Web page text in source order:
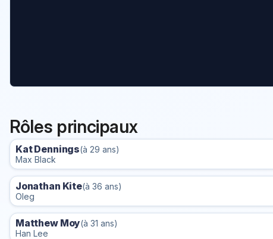
Rôles principaux
Kat Dennings(à 29 ans)
Max Black
Jonathan Kite(à 36 ans)
Oleg
Matthew Moy(à 31 ans)
Han Lee